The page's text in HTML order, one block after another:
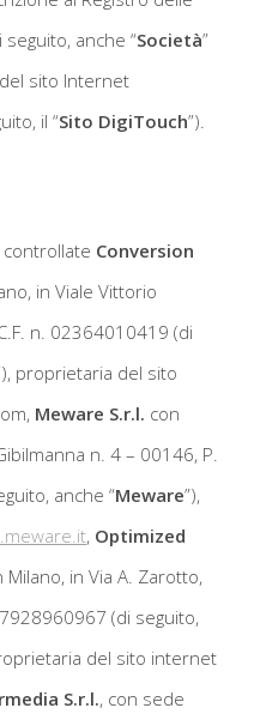
anche “Società”
sito Internet
il “Sito DigiTouch”).
controllate Conversion
in Viale Vittorio
n. 02364010419 (di
proprietaria del sito
Meware S.r.l. con
n. 4 – 00146, P.
anche “Meware”),
, Optimized
in Via A. Zarotto,
(di seguito,
del sito internet
S.r.l., con sede